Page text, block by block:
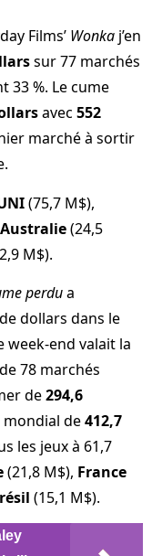
Films’ Wonka j’en
sur 77 marchés
33 %. Le cume
avec 552
marché à sortir
(75,7 M$),
Australie(24,5
M$).
perdua
dollars dans le
week-end valait la
78 marchés
de294,6
de412,7
les jeux à 61,7
(21,8 M$), France
(15,1 M$).